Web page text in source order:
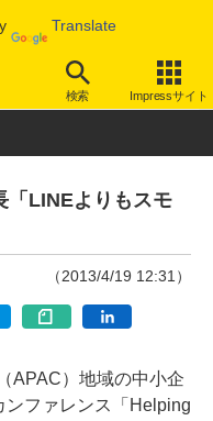
Translate
検索 Impressサイト
サービス ビジネス向け
「LINEよりもスモ
（2013/4/19 12:31）
APAC）地域の中小企
ファレンス「Helping